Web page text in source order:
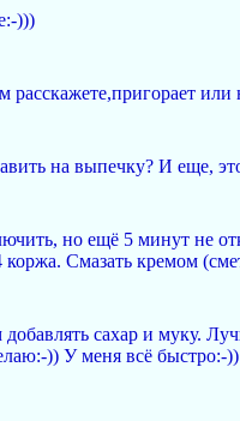
)))
на выпечку? И еще,
но ещё 5 минут не
коржа. Смазать кремом
сахар и муку.
)) У меня всё